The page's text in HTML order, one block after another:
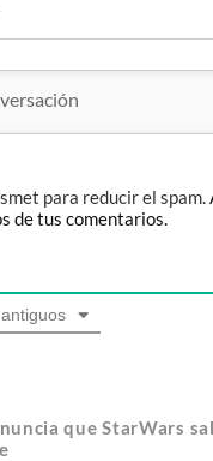
para reducir el spam.
de tus comentarios.
que StarWars